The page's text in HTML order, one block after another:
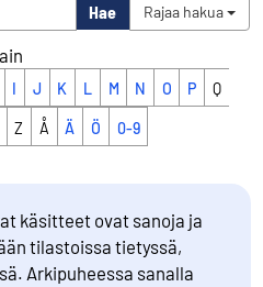
Hae Rajaa hakua
I J K L M N O P Q
Z Å Ä Ö 0-9
käsitteet ovat sanoja ja
tilastoissa tietyssä,
Arkipuheessa sanalla